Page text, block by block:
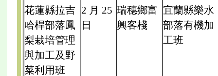
花蓮縣拉吉
哈桿部落鳳
梨栽培管理
與加工及野
菜利用班
2 月 25
日
瑞穗鄉富
興客棧
宜蘭縣樂水
部落有機加
工班